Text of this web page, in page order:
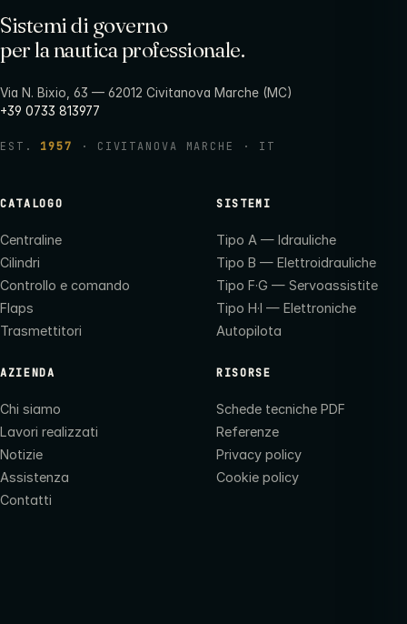
Sistemi di governo
per la nautica professionale.
Via N. Bixio, 63 — 62012 Civitanova Marche (MC)
+39 0733 813977
EST. 1957 · CIVITANOVA MARCHE · IT
CATALOGO
Centraline
Cilindri
Controllo e comando
Flaps
Trasmettitori
SISTEMI
Tipo A — Idrauliche
Tipo B — Elettroidrauliche
Tipo F·G — Servoassistite
Tipo H·I — Elettroniche
Autopilota
AZIENDA
Chi siamo
Lavori realizzati
Notizie
Assistenza
Contatti
RISORSE
Schede tecniche PDF
Referenze
Privacy policy
Cookie policy